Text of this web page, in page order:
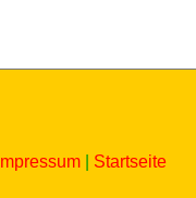
Impressum| Startseite